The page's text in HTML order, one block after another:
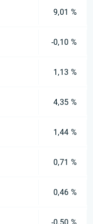
9,01 %
-0,10 %
1,13 %
4,35 %
1,44 %
0,71 %
0,46 %
-0,50 %